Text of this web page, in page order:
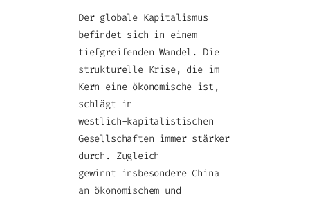
Der globale Kapitalismus
befindet sich in einem
tiefgreifenden Wandel. Die
strukturelle Krise, die im
Kern eine ökonomische ist,
schlägt in
westlich-kapitalistischen
Gesellschaften immer stärker
durch. Zugleich
gewinnt insbesondere China
an ökonomischem und